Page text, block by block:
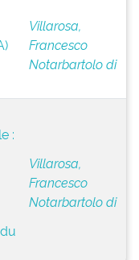
Villarosa,
Francesco
Notarbartolo di
:
Villarosa,
Francesco
Notarbartolo di